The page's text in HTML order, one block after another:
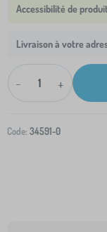
Livraison à votre
- +
Code: 34591-0